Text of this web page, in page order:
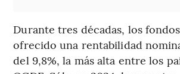
Durante tres décadas, los
ofrecido una rentabilidad
del 9,8%, la más alta entre los